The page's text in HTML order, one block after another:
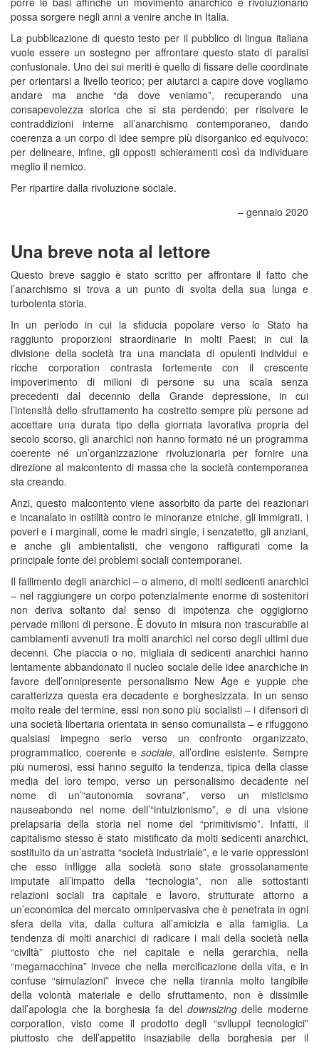
possa sorgere negli anni a venire anche in Italia.
La pubblicazione di questo testo per il pubblico di lingua italiana
vuole essere un sostegno per affrontare questo stato di paralisi
confusionale. Uno dei sui meriti è quello di fissare delle coordinate
per orientarsi a livello teorico; per aiutarci a capire dove vogliamo
andare ma anche “da dove veniamo”, recuperando una
consapevolezza storica che si sta perdendo; per risolvere le
contraddizioni interne all’anarchismo contemporaneo, dando
coerenza a un corpo di idee sempre più disorganico ed equivoco;
per delineare, infine, gli opposti schieramenti così da individuare
meglio il nemico.
Per ripartire dalla rivoluzione sociale.
– gennaio 2020
Una breve nota al lettore
Questo breve saggio è stato scritto per affrontare il fatto che
l’anarchismo si trova a un punto di svolta della sua lunga e
turbolenta storia.
In un periodo in cui la sfiducia popolare verso lo Stato ha
raggiunto proporzioni straordinarie in molti Paesi; in cui la
divisione della società tra una manciata di opulenti individui e
ricche corporation contrasta fortemente con il crescente
impoverimento di milioni di persone su una scala senza
precedenti dal decennio della Grande depressione, in cui
l’intensità dello sfruttamento ha costretto sempre più persone ad
accettare una durata tipo della giornata lavorativa propria del
secolo scorso, gli anarchici non hanno formato né un programma
coerente né un’organizzazione rivoluzionaria per fornire una
direzione al malcontento di massa che la società contemporanea
sta creando.
Anzi, questo malcontento viene assorbito da parte dei reazionari
e incanalato in ostilità contro le minoranze etniche, gli immigrati, i
poveri e i marginali, come le madri single, i senzatetto, gli anziani,
e anche gli ambientalisti, che vengono raffigurati come la
principale fonte dei problemi sociali contemporanei.
Il fallimento degli anarchici – o almeno, di molti sedicenti anarchici
– nel raggiungere un corpo potenzialmente enorme di sostenitori
non deriva soltanto dal senso di impotenza che oggigiorno
pervade milioni di persone. È dovuto in misura non trascurabile ai
cambiamenti avvenuti tra molti anarchici nel corso degli ultimi due
decenni. Che piaccia o no, migliaia di sedicenti anarchici hanno
lentamente abbandonato il nucleo sociale delle idee anarchiche in
favore dell’onnipresente personalismo New Age e yuppie che
caratterizza questa era decadente e borghesizzata. In un senso
molto reale del termine, essi non sono più socialisti – i difensori di
una società libertaria orientata in senso comunalista – e rifuggono
qualsiasi impegno serio verso un confronto organizzato,
programmatico, coerente e sociale, all’ordine esistente. Sempre
più numerosi, essi hanno seguito la tendenza, tipica della classe
media del loro tempo, verso un personalismo decadente nel
nome di un’“autonomia sovrana”, verso un misticismo
nauseabondo nel nome dell’“intuizionismo”, e di una visione
prelapsaria della storia nel nome del “primitivismo”. Infatti, il
capitalismo stesso è stato mistificato da molti sedicenti anarchici,
sostituito da un’astratta “società industriale”, e le varie oppressioni
che esso infligge alla società sono state grossolanamente
imputate all’impatto della “tecnologia”, non alle sottostanti
relazioni sociali tra capitale e lavoro, strutturate attorno a
un’economica del mercato omnipervasiva che è penetrata in ogni
sfera della vita, dalla cultura all’amicizia e alla famiglia. La
tendenza di molti anarchici di radicare i mali della società nella
“civiltà” piuttosto che nel capitale e nella gerarchia, nella
“megamacchina” invece che nella mercificazione della vita, e in
confuse “simulazioni” invece che nella tirannia molto tangibile
della volontà materiale e dello sfruttamento, non è dissimile
dall’apologia che la borghesia fa del downsizingdelle moderne
corporation, visto come il prodotto degli “sviluppi tecnologici”
piuttosto che dell’appetito insaziabile della borghesia per il